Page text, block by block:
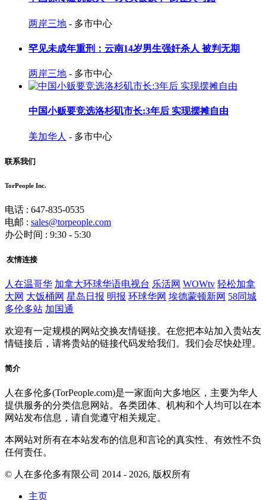
两岸三地 - 多市中心
罕见未成年重刑：云南14岁男生强奸杀人 被判无期
两岸三地 - 多市中心
中国小贩要竞选洛杉矶市长:3年后 实现摆摊自由
美加华人 - 多市中心
联系我们
TorPeople Inc.
电话 : 647-835-0535
电邮 : sales@torpeople.com
办公时间 : 9:30 - 5:30
友情连接
人在温哥华 加拿大环球华语电视台 乐活网 WOWtv 轻松加拿
大网 大饭桶网 星岛日报 明报 环球华网 埃德蒙顿新网 58同城
多伦多站 加国通
欢迎有一定规模的网站交换友情链接。在您把本站加入贵站友
情链接后，请将贵站的链接代码发给我们。我们会尽快处理。
简介
人在多伦多(TorPeople.com)是一家面向大多地区，主要为华人
提供服务的分类信息网站。各类团体、机构和个人均可以在本
网站发布信息，请自觉遵守相关规定。
本网站对所有在本站发布的信息和言论的真实性、有效性不负
任何责任。
© 人在多伦多有限公司 2014 - 2026, 版权所有
主页